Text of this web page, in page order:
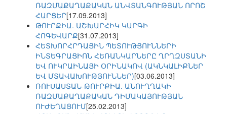
ՌԱԶՄԱՔԱՂԱՔԱԿԱՆ ԱՆՎՏԱՆԳՈՒԹՅԱՆ ՈՐՈՇ
ՀԱՐՑԵՐ[17.09.2013]
ԹՈՒՐՔԻԱ. ԱՇԽԱՐՀԻԿ ԿԱՐԳԻ
ՀՈԳԵՎԱՐՔ[31.07.2013]
ՀԵՏԽՈՐՀՐԴԱՅԻՆ ՊԵՏՈՒԹՅՈՒՆՆԵՐԻ
ԻՆՏԵԳՐԱՑԻՈՆ ՀԵՌԱՆԿԱՐՆԵՐԸ ՂՐՂԶՍՏԱՆԻ
ԵՎ ՈՒԿՐԱԻՆԱՅԻ ՕՐԻՆԱԿՈՎ (ԱԿՆԿԱԼԻՔՆԵՐ
ԵՎ ՄՏԱՎԱԽՈՒԹՅՈՒՆՆԵՐ)[03.06.2013]
ՌՈՒՍԱՍՏԱՆ-ԹՈՒՐՔԻԱ. ԱՆՈՒՂՂԱԿԻ
ՌԱԶՄԱՔԱՂԱՔԱԿԱՆ ԴԻՄԱԿԱՅՈՒԹՅԱՆ
ՈՒԺԵՂԱՑՈՒՄ[25.02.2013]